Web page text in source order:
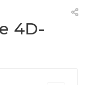
4D-